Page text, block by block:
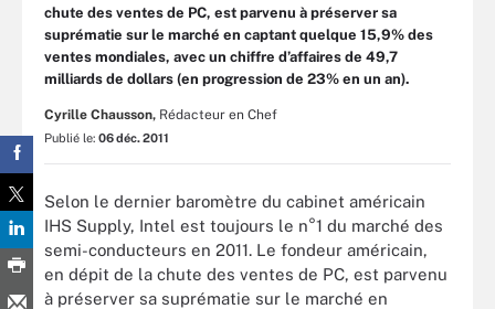
chute des ventes de PC, est parvenu à préserver sa
suprématie sur le marché en captant quelque 15,9% des
ventes mondiales, avec un chiffre d’affaires de 49,7
milliards de dollars (en progression de 23% en un an).
Cyrille Chausson, Rédacteur en Chef
Publié le: 06 déc. 2011
Selon le dernier baromètre du cabinet américain
IHS Supply, Intel est toujours le n°1 du marché des
semi-conducteurs en 2011. Le fondeur américain,
en dépit de la chute des ventes de PC, est parvenu
à préserver sa suprématie sur le marché en